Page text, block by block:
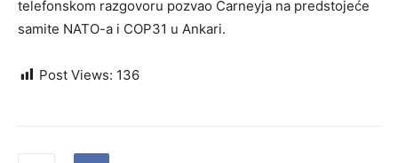
telefonskom razgovoru pozvao Carneyja na predstojeće
samite NATO-a i COP31 u Ankari.
Post Views: 136